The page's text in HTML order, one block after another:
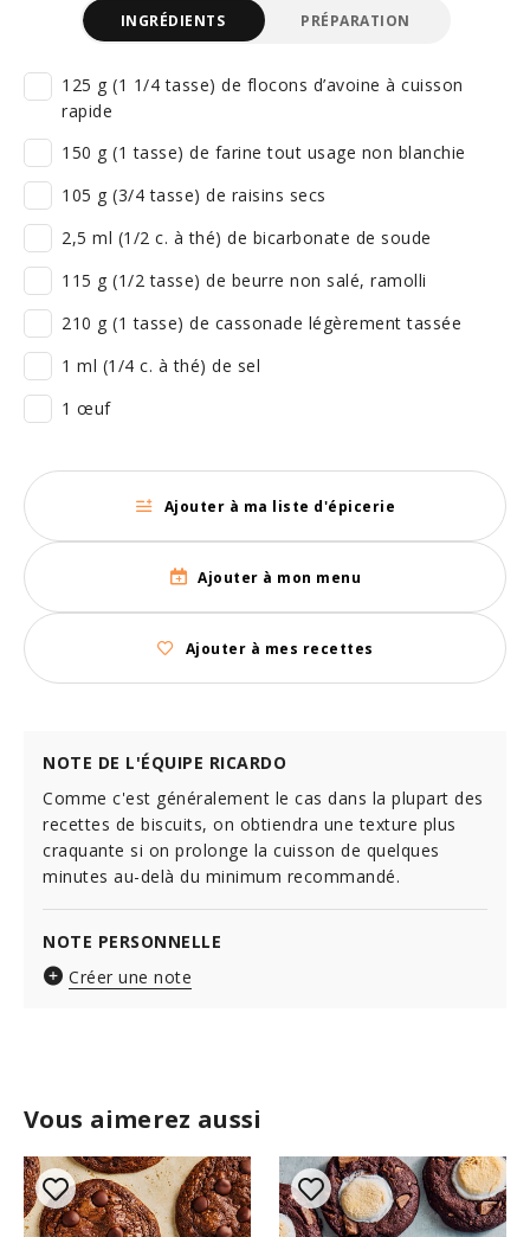
Vous aimerez aussi
INGRÉDIENTS PRÉPARATION
125 g (1 1/4 tasse) de flocons d’avoine à cuisson
rapide
150 g (1 tasse) de farine tout usage non blanchie
105 g (3/4 tasse) de raisins secs
2,5 ml (1/2 c. à thé) de bicarbonate de soude
115 g (1/2 tasse) de beurre non salé, ramolli
210 g (1 tasse) de cassonade légèrement tassée
1 ml (1/4 c. à thé) de sel
1 œuf
Ajouter à ma liste d'épicerie
Ajouter à mon menu
Ajouter à mes recettes
NOTE DE L'ÉQUIPE RICARDO
Comme c'est généralement le cas dans la plupart des
recettes de biscuits, on obtiendra une texture plus
craquante si on prolonge la cuisson de quelques
minutes au-delà du minimum recommandé.
NOTE PERSONNELLE
Créer une note